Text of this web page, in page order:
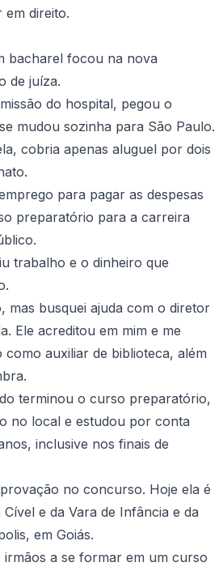
direito.
bacharel focou na nova
de juíza.
do hospital, pegou o
mudou sozinha para São Paulo.
cobria apenas aluguel por dois
para pagar as despesas
preparatório para a carreira
trabalho e o dinheiro que
mas busquei ajuda com o diretor
Ele acreditou em mim e me
auxiliar de biblioteca, além
terminou o curso preparatório,
no local e estudou por conta
inclusive nos finais de
no concurso. Hoje ela é
e da Vara de Infância e da
em Goiás.
irmãos a se formar em um curso